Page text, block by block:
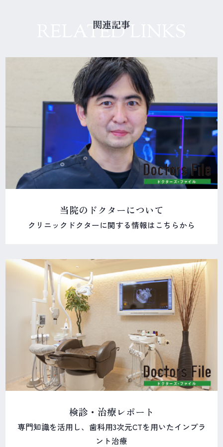
RELATED LINKS
関連記事
当院のドクターについて
クリニックドクターに関する情報はこちらから
検診・治療レポート
専門知識を活用し、歯科用3次元CTを用いたインプラ
ント治療